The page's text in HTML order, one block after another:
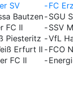
SV -FC
Bautzen-SGU
FC II -SSV
Piesteritz -VfL
Erfurt II -FCO
FC II -